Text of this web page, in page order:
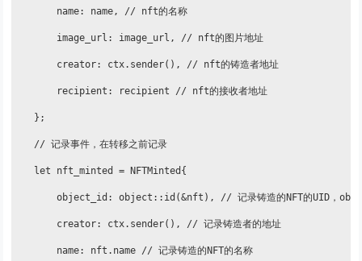
        name: name, // nft的名称
        image_url: image_url, // nft的图片地址
        creator: ctx.sender(), // nft的铸造者地址
        recipient: recipient // nft的接收者地址
    };
    // 记录事件，在转移之前记录
    let nft_minted = NFTMinted{
object_id: object::id(&nft), // 记录铸造的NFT的UID，
        creator: ctx.sender(), // 记录铸造者的地址
        name: nft.name // 记录铸造的NFT的名称